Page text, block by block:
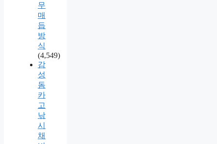
무
매
듭
방
식
(4,549)
감
성
돔
카
고
낚
시
채